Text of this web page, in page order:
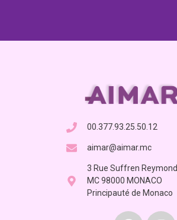
00.377.93.25.50.12
aimar@aimar.mc
3 Rue Suffren Reymond
MC 98000 MONACO
Principauté de Monaco